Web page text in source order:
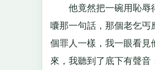
他竟然把一碗用恥辱得
囔那一句話，那個老乞丐
個罪人一樣，我一眼看見
來，我聽到了底下有聲音